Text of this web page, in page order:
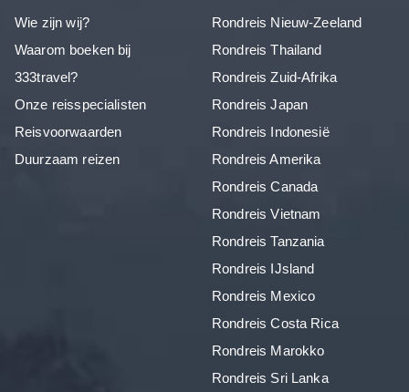
Wie zijn wij?
Waarom boeken bij
333travel?
Onze reisspecialisten
Reisvoorwaarden
Duurzaam reizen
Rondreis Nieuw-Zeeland
Rondreis Thailand
Rondreis Zuid-Afrika
Rondreis Japan
Rondreis Indonesië
Rondreis Amerika
Rondreis Canada
Rondreis Vietnam
Rondreis Tanzania
Rondreis IJsland
Rondreis Mexico
Rondreis Costa Rica
Rondreis Marokko
Rondreis Sri Lanka